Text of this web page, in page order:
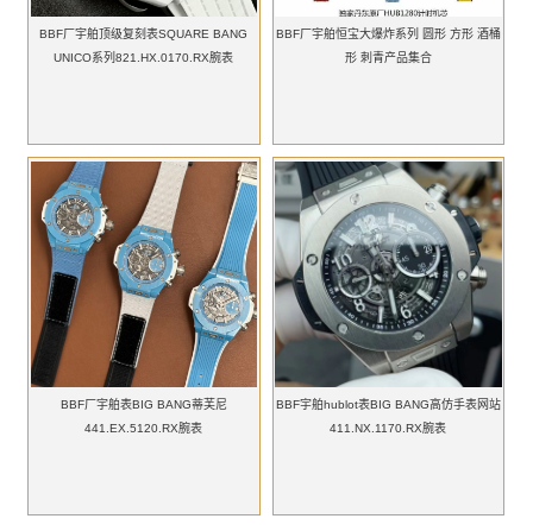
BBF厂宇舶顶级复刻表SQUARE BANG
UNICO系列821.HX.0170.RX腕表
BBF厂宇舶恒宝大爆炸系列 圆形 方形 酒桶
形 刺青产品集合
BBF厂宇舶表BIG BANG蒂芙尼
441.EX.5120.RX腕表
BBF宇舶hublot表BIG BANG高仿手表网站
411.NX.1170.RX腕表